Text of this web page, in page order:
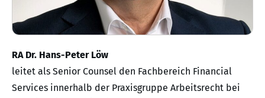
RA Dr. Hans-Peter Löw
leitet als Senior Counsel den Fachbereich Financial
Services innerhalb der Praxisgruppe Arbeitsrecht bei